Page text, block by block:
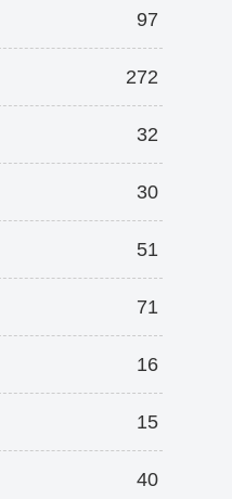
97
272
32
30
51
71
16
15
40